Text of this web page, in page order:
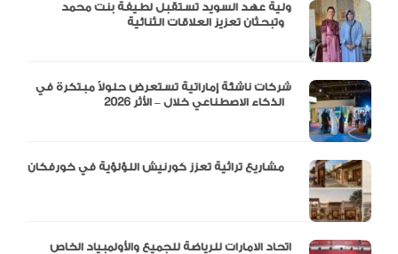
ولية عهد السويد تستقبل لطيفة بنت محمد
شركات ناشئة إماراتية تستعرض حلولاً مبتكرة في
اتحاد الامارات للرياضة للجميع والأولمبياد الخاص